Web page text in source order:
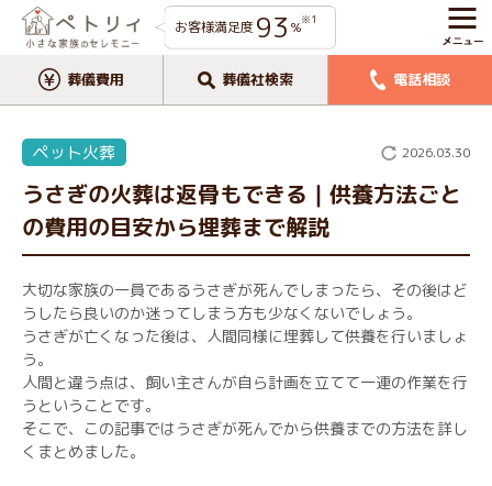
お客様満足度 93 %※1
葬儀費用 葬儀社検索 電話相談
ペット火葬 2026.03.30
うさぎの火葬は返骨もできる｜供養方法ごと
の費用の目安から埋葬まで解説
大切な家族の一員であるうさぎが死んでしまったら、その後はど
うしたら良いのか迷ってしまう方も少なくないでしょう。
うさぎが亡くなった後は、人間同様に埋葬して供養を行いましょ
う。
人間と違う点は、飼い主さんが自ら計画を立てて一連の作業を行
うということです。
そこで、この記事ではうさぎが死んでから供養までの方法を詳し
くまとめました。